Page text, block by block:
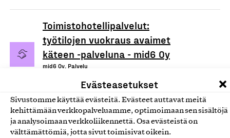
Evästeasetukset
Sivustomme käyttää evästeitä. Evästeet auttavat meitä
kehittämään verkkopalveluamme, optimoimaan sen sisältöjä
ja analysoimaan verkkoliikennettä. Osa evästeistä on
välttämättömiä, jotta sivut toimisivat oikein.
Toimistohotellipalvelut:
työtilojen vuokraus avaimet
käteen -palveluna - mid6 Oy
mid6 Oy, Palvelu
Muut palvelut